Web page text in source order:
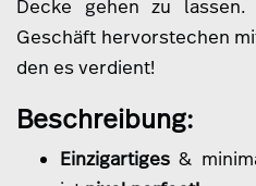
Decke gehen zu
Geschäft hervorstechen
den es verdient!
Beschreibung:
Einzigartiges&